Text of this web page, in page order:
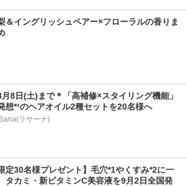
＆イングリッシュペアー×フローラルの香りま
月8日(土)まで＊「高補修×スタイリング機能」
想*¹のヘアオイル2種セットを20名様へ
ラサーナ)
限定30名様プレゼント】毛穴*1やくすみ*2に一
タカミ・新ビタミンC美容液を9月2日全国発